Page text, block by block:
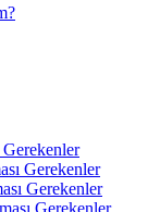
Gerekenler
Gerekenler
Gerekenler
Gerekenler